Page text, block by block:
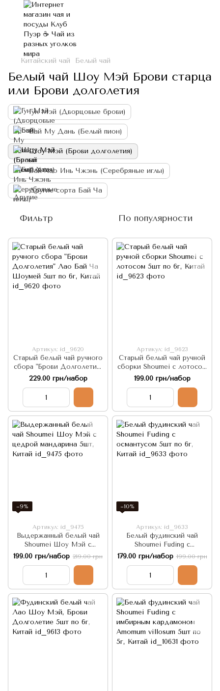
Китайский чай Белый чай
Белый чай Шоу Мэй Брови старца
или Брови долголетия
Гун Мэй (Дворцовые брови)
Бай Му Дань (Белый пион)
Шоу Мэй (Брови долголетия)
Бай Хао Инь Чжэнь (Серебряные иглы)
Другие сорта Бай Ча
Фильтр По популярности
Артикул: id_9620
Старый белый чай ручного
сбора "Брови Долголетия"
Лао Бай Ча Шоумей 5шт
по 6г, Китай
229.00 грн/набор
Артикул: id_9623
Старый белый чай ручной
сборки Shoumei с лотосом
5шт по 6г, Китай
199.00 грн/набор
−9%
Артикул: id_9475
Выдержанный белый чай
Shoumei Шоу Мэй с
цедрой мандарина 5шт,
Китай
199.00 грн/набор 219.00 грн
−10%
Артикул: id_9633
Белый фудинский чай
Shoumei Fuding с
османтусом 5шт по 6г,
Китай
179.00 грн/набор 199.00 грн